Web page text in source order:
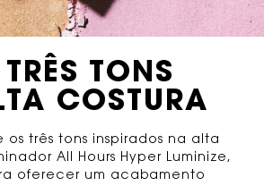
TONS
COSTURA
os três tons inspirados na alta
All Hours Hyper Luminize,
oferecer um acabamento